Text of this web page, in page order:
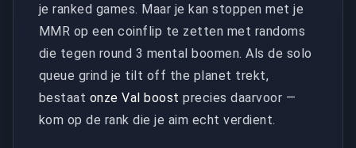
je ranked games. Maar je kan stoppen met je
MMR op een coinflip te zetten met randoms
die tegen round 3 mental boomen. Als de solo
queue grind je tilt off the planet trekt,
bestaat onze Val boost precies daarvoor —
kom op de rank die je aim echt verdient.